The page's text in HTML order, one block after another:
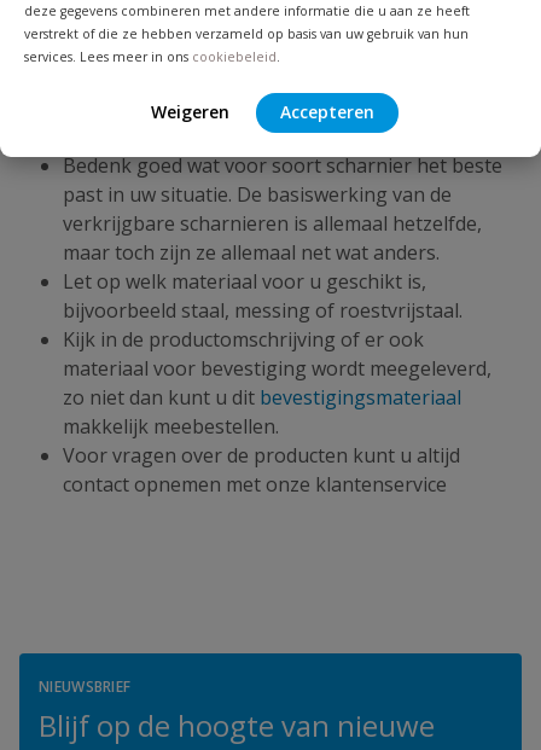
deze gegevens combineren met andere informatie die u aan ze heeft
verstrekt of die ze hebben verzameld op basis van uw gebruik van hun
services. Lees meer in ons cookiebeleid
Weigeren Accepteren
Tips bij aanschaf van Scharnieren
Bekijk eert deze praktische tips voordat u een
product koopt om er zo voor te zorgen dat u direct
het juiste product besteld!
Bedenk goed wat voor soort scharnier het beste
past in uw situatie. De basiswerking van de
verkrijgbare scharnieren is allemaal hetzelfde,
maar toch zijn ze allemaal net wat anders.
Let op welk materiaal voor u geschikt is,
bijvoorbeeld staal, messing of roestvrijstaal.
Kijk in de productomschrijving of er ook
materiaal voor bevestiging wordt meegeleverd,
zo niet dan kunt u dit bevestigingsmateriaal
makkelijk meebestellen.
Voor vragen over de producten kunt u altijd
contact opnemen met onze klantenservice
NIEUWSBRIEF
Blijf op de hoogte van nieuwe